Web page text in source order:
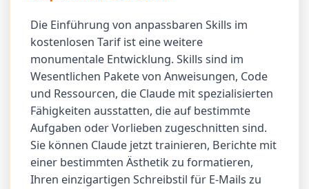
Die Einführung von anpassbaren Skills im
kostenlosen Tarif ist eine weitere
monumentale Entwicklung. Skills sind im
Wesentlichen Pakete von Anweisungen, Code
und Ressourcen, die Claude mit spezialisierten
Fähigkeiten ausstatten, die auf bestimmte
Aufgaben oder Vorlieben zugeschnitten sind.
Sie können Claude jetzt trainieren, Berichte mit
einer bestimmten Ästhetik zu formatieren,
Ihren einzigartigen Schreibstil für E-Mails zu